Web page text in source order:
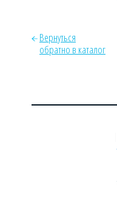
Вернуться
обратно в каталог